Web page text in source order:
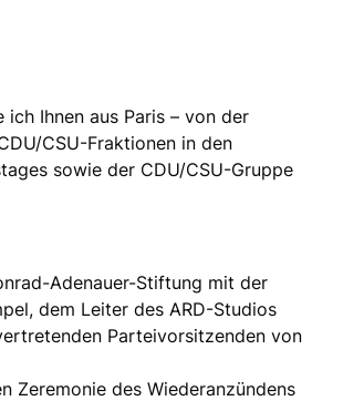
Ihnen aus Paris – von der
CSU-Fraktionen in den
sowie der CDU/CSU-Gruppe
Adenauer-Stiftung mit der
dem Leiter des ARD-Studios
Parteivorsitzenden von
Zeremonie des Wiederanzündens